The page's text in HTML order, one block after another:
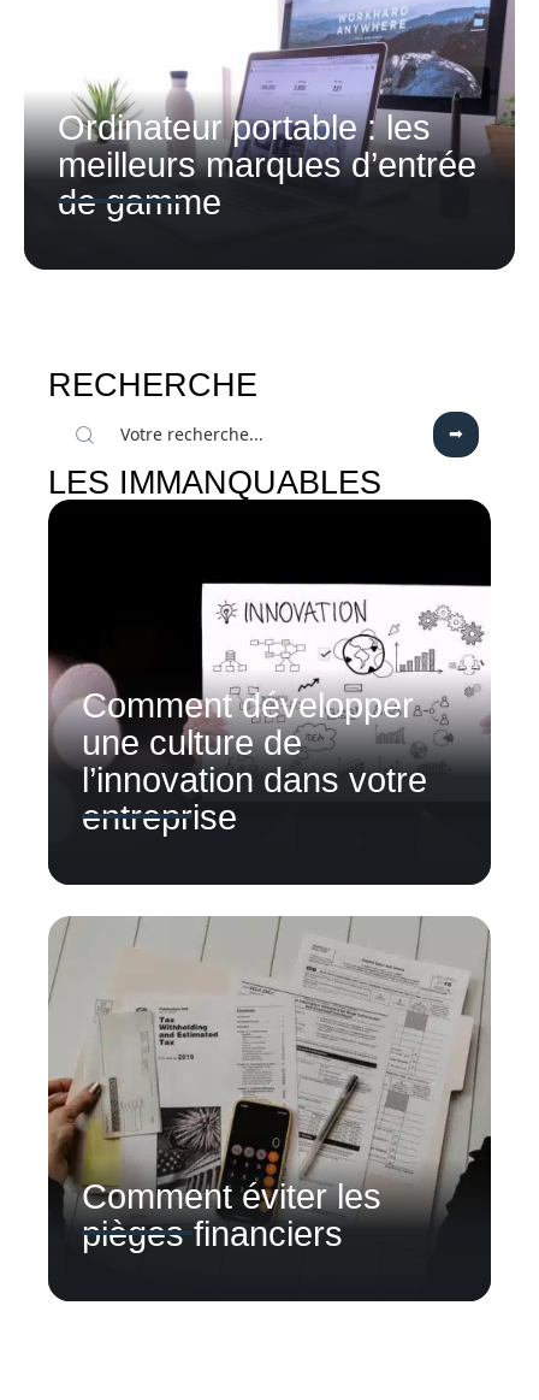
Ordinateur portable : les
meilleurs marques d’entrée
de gamme
RECHERCHE
LES IMMANQUABLES
Comment développer
une culture de
l’innovation dans votre
entreprise
Comment éviter les
pièges financiers